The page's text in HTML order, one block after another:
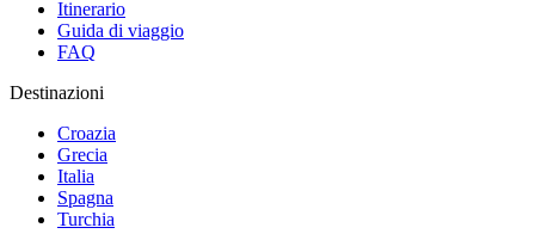
Itinerario
Guida di viaggio
FAQ
Destinazioni
Croazia
Grecia
Italia
Spagna
Turchia